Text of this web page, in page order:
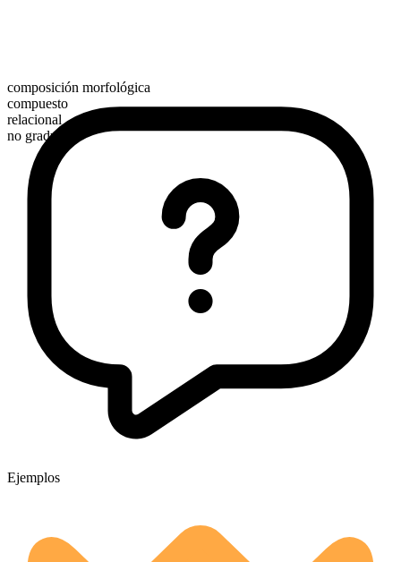
composición morfológica
compuesto
relacional
no graduable
Ejemplos